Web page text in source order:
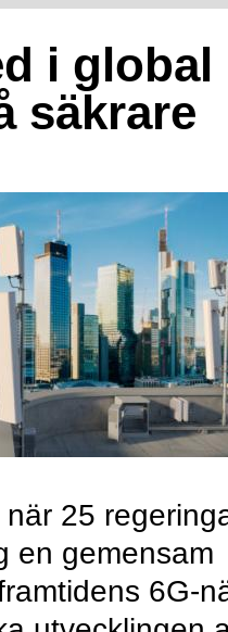
i global
säkrare
25
en gemensam
6G-